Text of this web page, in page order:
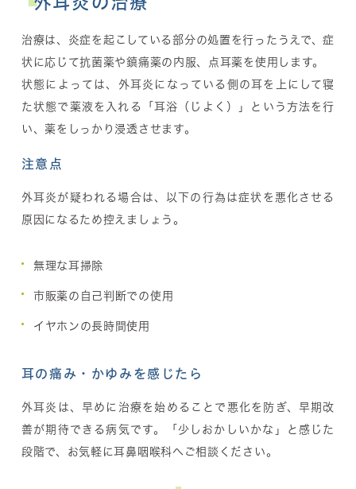
治療は、炎症を起こしている部分の処置を行ったうえで、症
状に応じて抗菌薬や鎮痛薬の内服、点耳薬を使用します。
状態によっては、 外耳炎になっている側の耳を上にして寝
た状態で薬液を入れる「耳浴（じよく）」
という方法を行
い、薬をしっかり浸透させます。
注意点
外耳炎が疑われる場合は、以下の行為は症状を悪化させる
原因になるため控えましょう。
無理な耳掃除
市販薬の自己判断での使用
イヤホンの長時間使用
耳の痛み・かゆみを感じたら
外耳炎は、早めに治療を始めることで悪化を防ぎ、早期改
善が期待できる病気です。「少しおかしいかな」と感じた
段階で、お気軽に耳鼻咽喉科へご相談ください。